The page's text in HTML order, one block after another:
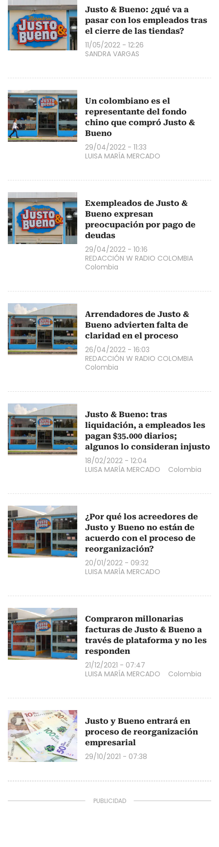
Justo & Bueno: ¿qué va a
pasar con los empleados tras
el cierre de las tiendas?
11/05/2022 - 12:26
SANDRA VARGAS
Un colombiano es el
representante del fondo
chino que compró Justo &
Bueno
29/04/2022 - 11:33
LUISA MARÍA MERCADO
Exempleados de Justo &
Bueno expresan
preocupación por pago de
deudas
29/04/2022 - 10:16
REDACCIÓN W RADIO COLOMBIA
Colombia
Arrendadores de Justo &
Bueno advierten falta de
claridad en el proceso
26/04/2022 - 16:03
REDACCIÓN W RADIO COLOMBIA
Colombia
Justo & Bueno: tras
liquidación, a empleados les
pagan $35.000 diarios;
algunos lo consideran injusto
18/02/2022 - 12:04
LUISA MARÍA MERCADO
Colombia
¿Por qué los acreedores de
Justo y Bueno no están de
acuerdo con el proceso de
reorganización?
20/01/2022 - 09:32
LUISA MARÍA MERCADO
Compraron millonarias
facturas de Justo & Bueno a
través de plataforma y no les
responden
21/12/2021 - 07:47
LUISA MARÍA MERCADO
Colombia
Justo y Bueno entrará en
proceso de reorganización
empresarial
29/10/2021 - 07:38